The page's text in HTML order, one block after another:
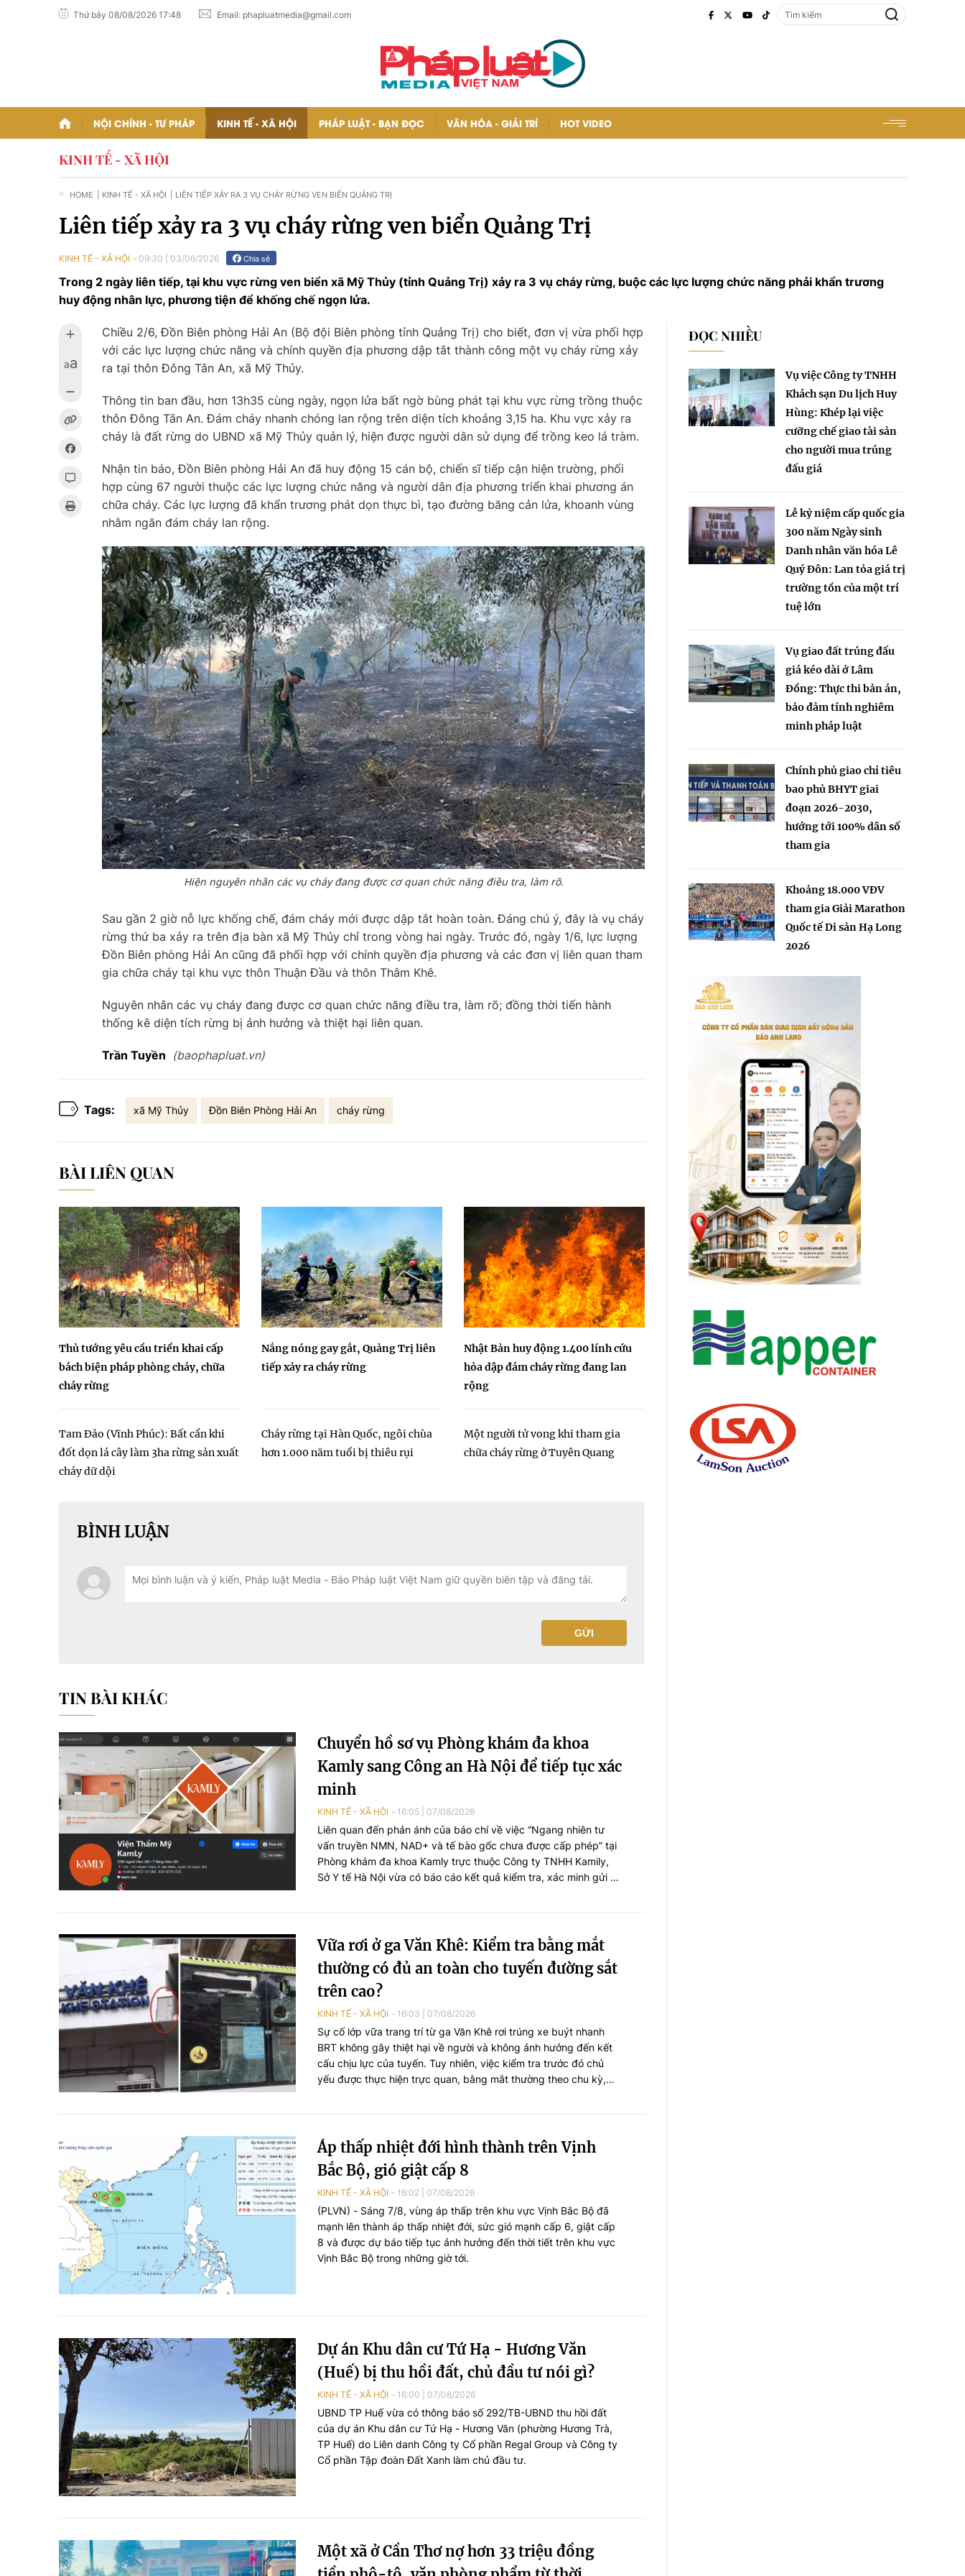
Thứ bảy 08/08/2026 17:48 Email: phapluatmedia@gmail.com
NỘI CHÍNH - TƯ PHÁP KINH TẾ - XÃ HỘI PHÁP LUẬT - BẠN ĐỌC VĂN HÓA - GIẢI TRÍ HOT VIDEO
KINH TẾ - XÃ HỘI
HOME | KINH TẾ - XÃ HỘI | LIÊN TIẾP XẢY RA 3 VỤ CHÁY RỪNG VEN BIỂN QUẢNG TRỊ
Liên tiếp xảy ra 3 vụ cháy rừng ven biển Quảng Trị
KINH TẾ - XÃ HỘI 09:30 03/06/2026 Chia sẻ
Trong 2 ngày liên tiếp, tại khu vực rừng ven biển xã Mỹ Thủy (tỉnh Quảng Trị) xảy ra 3 vụ cháy rừng, buộc các lực lượng chức năng phải khẩn trương
huy động nhân lực, phương tiện để khống chế ngọn lửa.
aa
Chiều 2/6, Đồn Biên phòng Hải An (Bộ đội Biên phòng tỉnh Quảng Trị) cho biết, đơn vị vừa phối hợp
với các lực lượng chức năng và chính quyền địa phương dập tắt thành công một vụ cháy rừng xảy
ra tại thôn Đông Tân An, xã Mỹ Thủy.
Thông tin ban đầu, hơn 13h35 cùng ngày, ngọn lửa bất ngờ bùng phát tại khu vực rừng trồng thuộc
thôn Đông Tân An. Đám cháy nhanh chóng lan rộng trên diện tích khoảng 3,15 ha. Khu vực xảy ra
cháy là đất rừng do UBND xã Mỹ Thủy quản lý, hiện được người dân sử dụng để trồng keo lá tràm.
Nhận tin báo, Đồn Biên phòng Hải An đã huy động 15 cán bộ, chiến sĩ tiếp cận hiện trường, phối
hợp cùng 67 người thuộc các lực lượng chức năng và người dân địa phương triển khai phương án
chữa cháy. Các lực lượng đã khẩn trương phát dọn thực bì, tạo đường băng cản lửa, khoanh vùng
nhằm ngăn đám cháy lan rộng.
Hiện nguyên nhân các vụ cháy đang được cơ quan chức năng điều tra, làm rõ.
Sau gần 2 giờ nỗ lực khống chế, đám cháy mới được dập tắt hoàn toàn. Đáng chú ý, đây là vụ cháy
rừng thứ ba xảy ra trên địa bàn xã Mỹ Thủy chỉ trong vòng hai ngày. Trước đó, ngày 1/6, lực lượng
Đồn Biên phòng Hải An cũng đã phối hợp với chính quyền địa phương và các đơn vị liên quan tham
gia chữa cháy tại khu vực thôn Thuận Đầu và thôn Thâm Khê.
Nguyên nhân các vụ cháy đang được cơ quan chức năng điều tra, làm rõ; đồng thời tiến hành
thống kê diện tích rừng bị ảnh hưởng và thiệt hại liên quan.
Trần Tuyền (baophapluat.vn)
Tags: xã Mỹ Thủy Đồn Biên Phòng Hải An cháy rừng
BÀI LIÊN QUAN
Thủ tướng yêu cầu triển khai cấp
bách biện pháp phòng cháy, chữa
cháy rừng
Nắng nóng gay gắt, Quảng Trị liên
tiếp xảy ra cháy rừng
Nhật Bản huy động 1.400 lính cứu
hỏa dập đám cháy rừng đang lan
rộng
Tam Đảo (Vĩnh Phúc): Bất cẩn khi
đốt dọn lá cây làm 3ha rừng sản xuất
cháy dữ dội
Cháy rừng tại Hàn Quốc, ngôi chùa
hơn 1.000 năm tuổi bị thiêu rụi
Một người tử vong khi tham gia
chữa cháy rừng ở Tuyên Quang
BÌNH LUẬN
GỬI
TIN BÀI KHÁC
Chuyển hồ sơ vụ Phòng khám đa khoa
Kamly sang Công an Hà Nội để tiếp tục xác
minh
KINH TẾ - XÃ HỘI 16:05 07/08/2026
Liên quan đến phản ánh của báo chí về việc “Ngang nhiên tư
vấn truyền NMN, NAD+ và tế bào gốc chưa được cấp phép” tại
Phòng khám đa khoa Kamly trực thuộc Công ty TNHH Kamily,
Sở Y tế Hà Nội vừa có báo cáo kết quả kiểm tra, xác minh gửi Bộ
Vữa rơi ở ga Văn Khê: Kiểm tra bằng mắt
thường có đủ an toàn cho tuyến đường sắt
trên cao?
KINH TẾ - XÃ HỘI 16:03 07/08/2026
Sự cố lớp vữa trang trí từ ga Văn Khê rơi trúng xe buýt nhanh
BRT không gây thiệt hại về người và không ảnh hưởng đến kết
cấu chịu lực của tuyến. Tuy nhiên, việc kiểm tra trước đó chủ
yếu được thực hiện trực quan, bằng mắt thường theo chu kỳ,
Đường sắt Hà Nội đã lập phương án rà soát, sửa chữa tại 12 nhà
ga với kinh phí dự toán hơn 1,1 tỷ đồng.
Áp thấp nhiệt đới hình thành trên Vịnh
Bắc Bộ, gió giật cấp 8
KINH TẾ - XÃ HỘI 16:02 07/08/2026
(PLVN) - Sáng 7/8, vùng áp thấp trên khu vực Vịnh Bắc Bộ đã
mạnh lên thành áp thấp nhiệt đới, sức gió mạnh cấp 6, giật cấp
8 và được dự báo tiếp tục ảnh hưởng đến thời tiết trên khu vực
Vịnh Bắc Bộ trong những giờ tới.
Dự án Khu dân cư Tứ Hạ - Hương Văn
(Huế) bị thu hồi đất, chủ đầu tư nói gì?
KINH TẾ - XÃ HỘI 16:00 07/08/2026
UBND TP Huế vừa có thông báo số 292/TB-UBND thu hồi đất
của dự án Khu dân cư Tứ Hạ - Hương Văn (phường Hương Trà,
TP Huế) do Liên danh Công ty Cổ phần Regal Group và Công ty
Cổ phần Tập đoàn Đất Xanh làm chủ đầu tư.
Một xã ở Cần Thơ nợ hơn 33 triệu đồng
ĐỌC NHIỀU
Vụ việc Công ty TNHH
Khách sạn Du lịch Huy
Hùng: Khép lại việc
cưỡng chế giao tài sản
cho người mua trúng
đấu giá
Lễ kỷ niệm cấp quốc gia
300 năm Ngày sinh
Danh nhân văn hóa Lê
Quý Đôn: Lan tỏa giá trị
trường tồn của một trí
tuệ lớn
Vụ giao đất trúng đấu
giá kéo dài ở Lâm
Đồng: Thực thi bản án,
bảo đảm tính nghiêm
minh pháp luật
Chính phủ giao chỉ tiêu
bao phủ BHYT giai
đoạn 2026-2030,
hướng tới 100% dân số
tham gia
Khoảng 18.000 VĐV
tham gia Giải Marathon
Quốc tế Di sản Hạ Long
2026